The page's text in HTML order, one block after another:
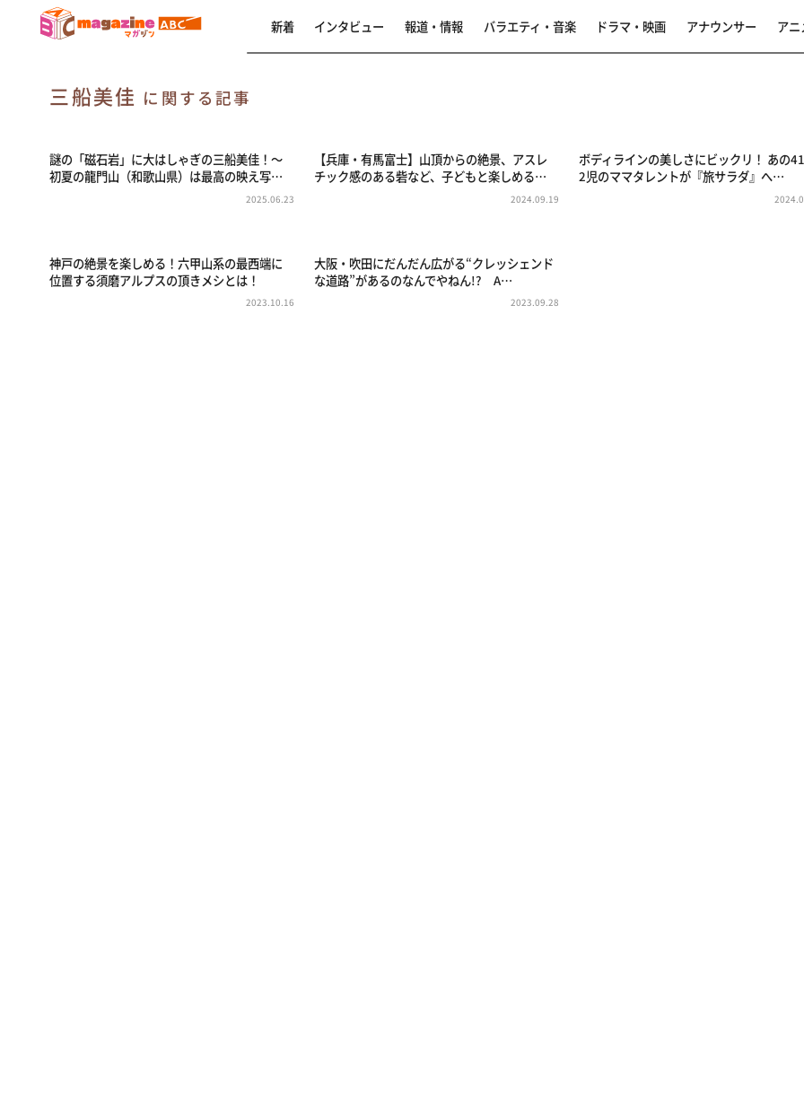
新着 インタビュー 報道・情報 バラエティ・音楽 ドラマ・映画 アナウンサー アニ
三船美佳 に関する記事
謎の「磁石岩」に大はしゃぎの三船美佳！〜
初夏の龍門山（和歌山県）は最高の映え写…
2025.06.23
【兵庫・有馬富士】山頂からの絶景、アスレ
チック感のある砦など、子どもと楽しめる…
2024.09.19
ボディラインの美しさにビックリ！ あの
2児のママタレントが『旅サラダ』へ…
神戸の絶景を楽しめる！六甲山系の最西端に
位置する須磨アルプスの頂きメシとは！
2023.10.16
大阪・吹田にだんだん広がる“クレッシェンド
な道路”があるのなんでやねん!? A…
2023.09.28